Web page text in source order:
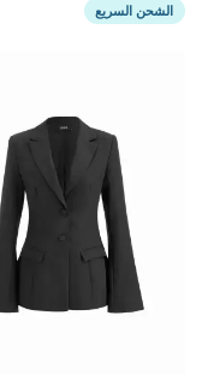
الشحن السريع